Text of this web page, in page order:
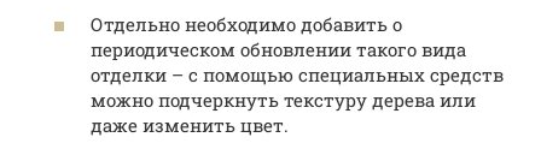
Отдельно необходимо добавить о
периодическом обновлении такого вида
отделки – с помощью специальных средств
можно подчеркнуть текстуру дерева или
даже изменить цвет.